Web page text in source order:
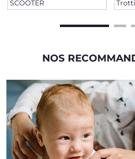
SCOOTER
NOS